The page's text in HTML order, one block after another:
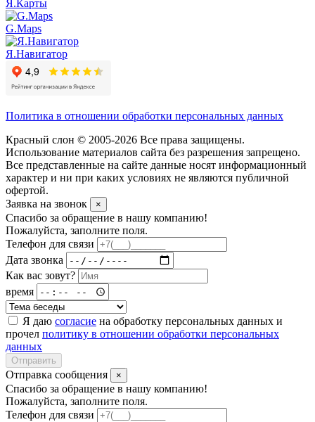
Я.Карты
G.Maps
Я.Навигатор
Политика в отношении обработки персональных данных
Красный слон © 2005-2026 Все права защищены.
Использование материалов сайта без разрешения запрещено.
Все представленные на сайте данные носят информационный
характер и ни при каких условиях не являются публичной
офертой.
Заявка на звонок
×
Спасибо за обращение в нашу компанию!
Пожалуйста, заполните поля.
Телефон для связи
Дата звонка
Как вас зовут?
время
Я даю согласие на обработку персональных данных и
прочел политику в отношении обработки персональных
данных
Отправить
Отправка сообщения ×
Спасибо за обращение в нашу компанию!
Пожалуйста, заполните поля.
Телефон для связи